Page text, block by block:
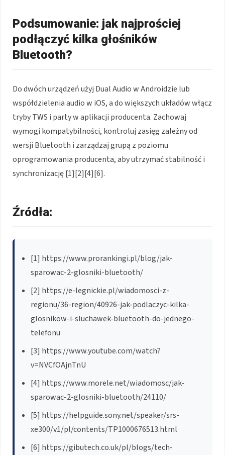
Podsumowanie: jak najprościej
podłączyć kilka głośników
Bluetooth?
Do dwóch urządzeń użyj Dual Audio w Androidzie lub
współdzielenia audio w iOS, a do większych układów włącz
tryby TWS i party w aplikacji producenta. Zachowaj
wymogi kompatybilności, kontroluj zasięg zależny od
wersji Bluetooth i zarządzaj grupą z poziomu
oprogramowania producenta, aby utrzymać stabilność i
synchronizację [1][2][4][6].
Źródła:
[1] https://www.prorankingi.pl/blog/jak-
sparowac-2-glosniki-bluetooth/
[2] https://e-legnickie.pl/wiadomosci-z-
regionu/36-region/40926-jak-podlaczyc-kilka-
glosnikow-i-sluchawek-bluetooth-do-jednego-
telefonu
[3] https://www.youtube.com/watch?
v=NVCfOAjnTnU
[4] https://www.morele.net/wiadomosc/jak-
sparowac-2-glosniki-bluetooth/24110/
[5] https://helpguide.sony.net/speaker/srs-
xe300/v1/pl/contents/TP1000676513.html
[6] https://gibutech.co.uk/pl/blogs/tech-